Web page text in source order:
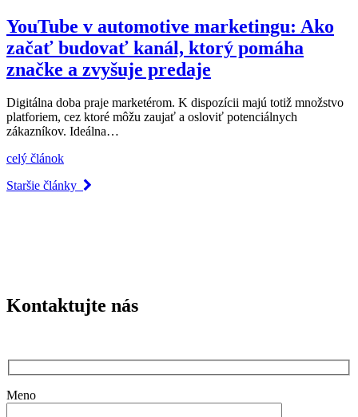
YouTube v automotive marketingu: Ako
začať budovať kanál, ktorý pomáha
značke a zvyšuje predaje
Digitálna doba praje marketérom. K dispozícii majú totiž množstvo
platforiem, cez ktoré môžu zaujať a osloviť potenciálnych
zákazníkov. Ideálna…
celý článok
Staršie články
Kontaktujte nás
Meno